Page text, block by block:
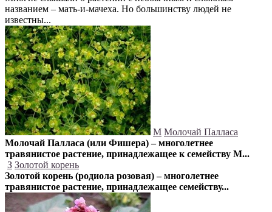
названием – мать-и-мачеха. Но большинству людей не
известны...
М Молочай Палласа
Молочай Палласа (или Фишера) – многолетнее
травянистое растение, принадлежащее к семейству М...
З Золотой корень
Золотой корень (родиола розовая) – многолетнее
травянистое растение, принадлежащее семейству...